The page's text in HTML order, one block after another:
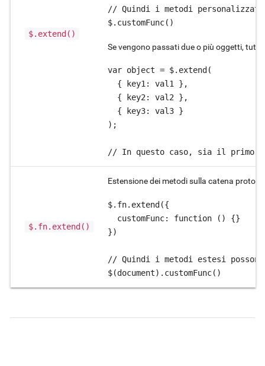
$.extend()
// Quindi i metodi personalizzati
Se vengono passati due o più oggetti,
var object = $.extend(
  { key1: val1 },
  { key2: val2 },
  { key3: val3 }
);
// In questo caso, sia il primo
$.fn.extend()
Estensione dei metodi sulla catena
$.fn.extend({
  customFunc: function () {}
})
// Quindi i metodi estesi
$(document).customFunc()